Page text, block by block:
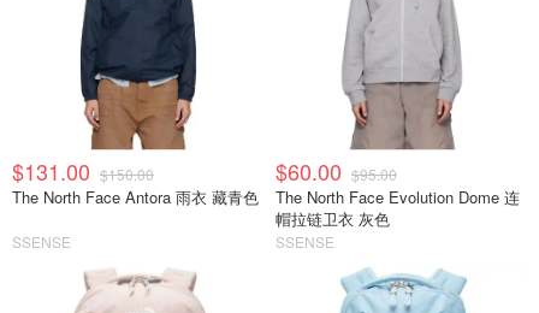
$131.00 $150.00
The North Face Antora 雨衣 藏青色
SSENSE
$60.00 $95.00
The North Face Evolution Dome 连
帽拉链卫衣 灰色
SSENSE